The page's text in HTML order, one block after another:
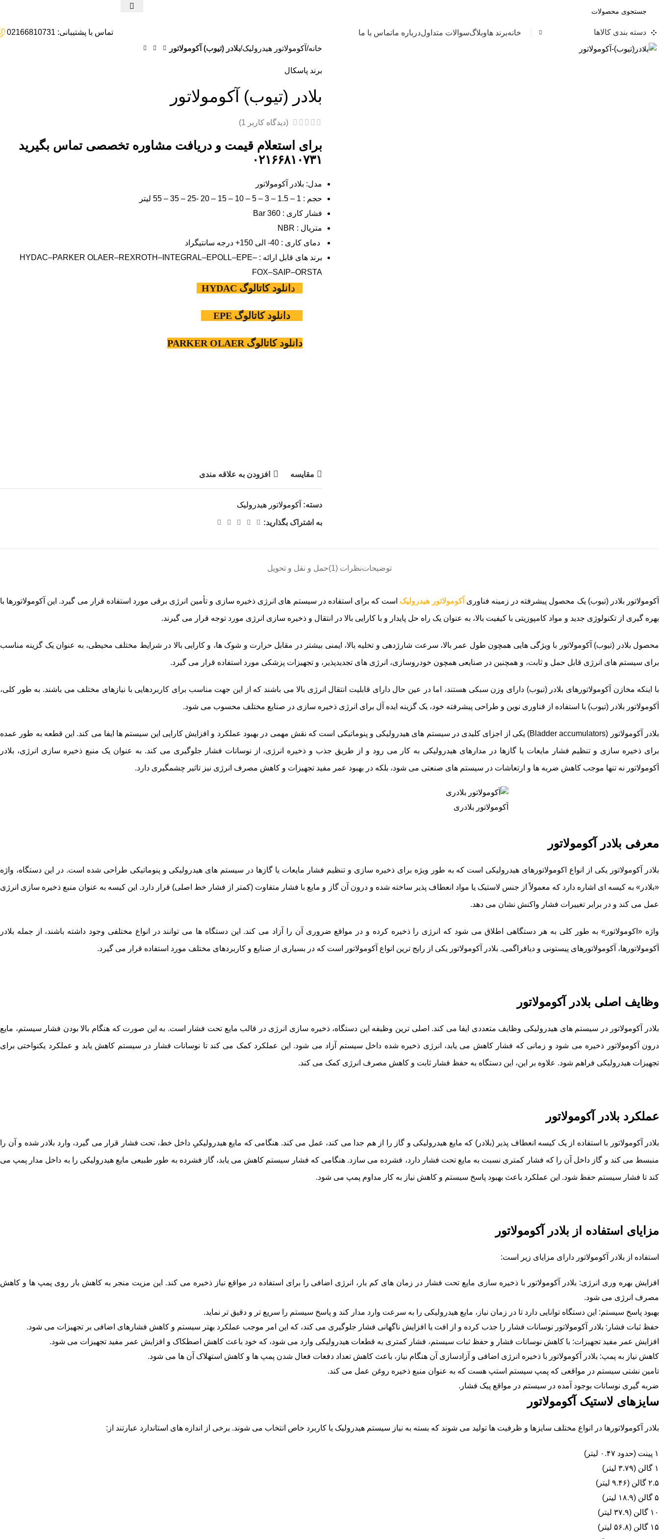
دسته بندی کالاها خانهبرند هاوبلاگسوالات متداولدرباره ماتماس با ما تماس با پشتیبانی: 02166810731 بزرگنمایی تصویر
خانه آکومولاتور هیدرولیک بلادر (تیوب) آکومولاتور
برند پاسکال
بلادر (تیوب) آکومولاتور
(دیدگاه کاربر 1
)
برای استعلام قیمت و دریافت مشاوره تخصصی تماس بگیرید
۰۲۱۶۶۸۱۰۷۳۱
مدل: بلادر آکومولاتور
حجم : 1 – 1.5 – 3 – 5 – 10 – 15 – 20 -25 – 35 – 55 لیتر
فشار کاری : 360 Bar
متریال : NBR
دمای کاری : 40- الی 150+ درجه سانتیگراد
برند های قابل ارائه : HYDAC–PARKER OLAER–REXROTH–INTEGRAL–EPOLL–EPE–
FOX–SAIP–ORSTA
د انلود کاتالوگ HYDAC
دانلود کاتالوگ EPE
دانلود کاتالوگ PARKER OLAER
مقایسه افزودن به علاقه مندی
دسته: آکومولاتور هیدرولیک
به اشتراک بگذارید:
توضیحاتنظرات (1) حمل و نقل و تحویل
آکومولاتور بلادر (تیوب) یک محصول پیشرفته در زمینه فناوری آکومولاتور هیدرولیک است که برای استفاده در سیستم های انرژی ذخیره سازی و تأمین انرژی برقی مورد استفاده قرار می گیرد. این آکومولاتورها با
بهره گیری از تکنولوژی جدید و مواد کامپوزیتی با کیفیت بالا، به عنوان یک راه حل پایدار و با کارایی بالا در انتقال و ذخیره سازی انرژی مورد توجه قرار می گیرند.
محصول بلادر (تیوب) آکومولاتور با ویژگی هایی همچون طول عمر بالا، سرعت شارژدهی و تخلیه بالا، ایمنی بیشتر در مقابل حرارت و شوک ها، و کارایی بالا در شرایط مختلف محیطی، به عنوان یک گزینه مناسب
برای سیستم های انرژی قابل حمل و ثابت، و همچنین در صنایعی همچون خودروسازی، انرژی های تجدیدپذیر، و تجهیزات پزشکی مورد استفاده قرار می گیرد.
با اینکه مخازن آکومولاتورهای بلادر (تیوب) دارای وزن سبکی هستند، اما در عین حال دارای قابلیت انتقال انرژی بالا می باشند که از این جهت مناسب برای کاربردهایی با نیازهای مختلف می باشند. به طور کلی،
آکومولاتور بلادر (تیوب) با استفاده از فناوری نوین و طراحی پیشرفته خود، یک گزینه ایده آل برای انرژی ذخیره سازی در صنایع مختلف محسوب می شود.
بلادر آکومولاتور (Bladder accumulators) یکی از اجزای کلیدی در سیستم های هیدرولیکی و پنوماتیکی است که نقش مهمی در بهبود عملکرد و افزایش کارایی این سیستم ها ایفا می کند. این قطعه به طور عمده
برای ذخیره سازی و تنظیم فشار مایعات یا گازها در مدارهای هیدرولیکی به کار می رود و از طریق جذب و ذخیره انرژی، از نوسانات فشار جلوگیری می کند. به عنوان یک منبع ذخیره سازی انرژی، بلادر
آکومولاتور نه تنها موجب کاهش ضربه ها و ارتعاشات در سیستم های صنعتی می شود، بلکه در بهبود عمر مفید تجهیزات و کاهش مصرف انرژی نیز تاثیر چشمگیری دارد.
آکومولاتور بلادری
معرفی بلادر آکومولاتور
بلادر آکومولاتور یکی از انواع اکومولاتورهای هیدرولیکی است که به طور ویژه برای ذخیره سازی و تنظیم فشار مایعات یا گازها در سیستم های هیدرولیکی و پنوماتیکی طراحی شده است. در این دستگاه، واژه
«بلادر» به کیسه ای اشاره دارد که معمولاً از جنس لاستیک یا مواد انعطاف پذیر ساخته شده و درون آن گاز و مایع با فشار متفاوت (کمتر از فشار خط اصلی) قرار دارد. این کیسه به عنوان منبع ذخیره سازی انرژی
عمل می کند و در برابر تغییرات فشار واکنش نشان می دهد.
واژه «اکومولاتور» به طور کلی به هر دستگاهی اطلاق می شود که انرژی را ذخیره کرده و در مواقع ضروری آن را آزاد می کند. این دستگاه ها می توانند در انواع مختلفی وجود داشته باشند، از جمله بلادر
آکومولاتورها، آکومولاتورهای پیستونی و دیافراگمی. بلادر آکومولاتور یکی از رایج ترین انواع آکومولاتور است که در بسیاری از صنایع و کاربردهای مختلف مورد استفاده قرار می گیرد.
وظایف اصلی بلادر آکومولاتور
بلادر آکومولاتور در سیستم های هیدرولیکی وظایف متعددی ایفا می کند. اصلی ترین وظیفه این دستگاه، ذخیره سازی انرژی در قالب مایع تحت فشار است. به این صورت که هنگام بالا بودن فشار سیستم، مایع
درون آکومولاتور ذخیره می شود و زمانی که فشار کاهش می یابد، انرژی ذخیره شده داخل سیستم آزاد می شود. این عملکرد کمک می کند تا نوسانات فشار در سیستم کاهش یابد و عملکرد یکنواختی برای
تجهیزات هیدرولیکی فراهم شود. علاوه بر این، این دستگاه به حفظ فشار ثابت و کاهش مصرف انرژی کمک می کند.
عملکرد بلادر آکومولاتور
بلادر آکومولاتور با استفاده از یک کیسه انعطاف پذیر (بلادر) که مایع هیدرولیکی و گاز را از هم جدا می کند، عمل می کند. هنگامی که مایع هیدرولیکیِ داخل خط، تحت فشار قرار می گیرد، وارد بلادر شده و آن را
منبسط می کند و گاز داخل آن را که فشار کمتری نسبت به مایع تحت فشار دارد، فشرده می سازد. هنگامی که فشار سیستم کاهش می یابد، گاز فشرده به طور طبیعی مایع هیدرولیکی را به داخل مدار پمپ می
کند تا فشار سیستم حفظ شود. این عملکرد باعث بهبود پاسخ سیستم و کاهش نیاز به کار مداوم پمپ می شود.
مزایای استفاده از بلادر آکومولاتور
استفاده از بلادر آکومولاتور دارای مزایای زیر است:
افزایش بهره وری انرژی: بلادر آکومولاتور با ذخیره سازی مایع تحت فشار در زمان های کم بار، انرژی اضافی را برای استفاده در مواقع نیاز ذخیره می کند. این مزیت منجر به کاهش بار روی پمپ ها و کاهش
مصرف انرژی می شود.
بهبود پاسخ سیستم: این دستگاه توانایی دارد تا در زمان نیاز، مایع هیدرولیکی را به سرعت وارد مدار کند و پاسخ سیستم را سریع تر و دقیق تر نماید.
حفظ ثبات فشار: بلادر آکومولاتور نوسانات فشار را جذب کرده و از افت یا افزایش ناگهانی فشار جلوگیری می کند، که این امر موجب عملکرد بهتر سیستم و کاهش فشارهای اضافی بر تجهیزات می شود.
افزایش عمر مفید تجهیزات: با کاهش نوسانات فشار و حفظ ثبات سیستم، فشار کمتری به قطعات هیدرولیکی وارد می شود، که خود باعث کاهش اصطکاک و افزایش عمر مفید تجهیزات می شود.
کاهش نیاز به پمپ: بلادر آکومولاتور با ذخیره انرژی اضافی و آزادسازی آن هنگام نیاز، باعث کاهش تعداد دفعات فعال شدن پمپ ها و کاهش استهلاک آن ها می شود.
تامین نشتی سیستم در مواقعی که پمپ سیستم استپ هست که به عنوان منبع ذخیره روغن عمل می کند.
ضربه گیری نوسانات بوجود آمده در سیستم در مواقع پیک فشار.
سایزهای لاستیک آکومولاتور
بلادر آکومولاتورها در انواع مختلف سایزها و ظرفیت ها تولید می شوند که بسته به نیاز سیستم هیدرولیک یا کاربرد خاص انتخاب می شوند. برخی از اندازه های استاندارد عبارتند از:
۱ پینت (حدود ۰.۴۷ لیتر)
۱ گالن (۳.۷۹ لیتر)
۲.۵ گالن (۹.۴۶ لیتر)
۵ گالن (۱۸.۹ لیتر)
۱۰ گالن (۳۷.۹ لیتر)
۱۵ گالن (۵۶.۸ لیتر)